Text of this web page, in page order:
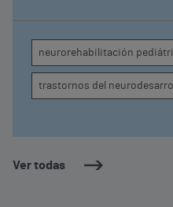
Ver todas
atención, la regulación
conducta
neurorehabilitación
trastornos del